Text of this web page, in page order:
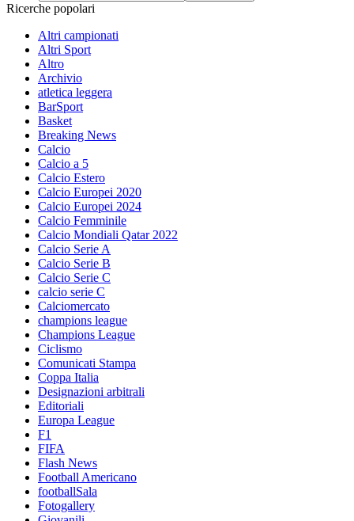
Ricerche popolari
Altri campionati
Altri Sport
Altro
Archivio
atletica leggera
BarSport
Basket
Breaking News
Calcio
Calcio a 5
Calcio Estero
Calcio Europei 2020
Calcio Europei 2024
Calcio Femminile
Calcio Mondiali Qatar 2022
Calcio Serie A
Calcio Serie B
Calcio Serie C
calcio serie C
Calciomercato
champions league
Champions League
Ciclismo
Comunicati Stampa
Coppa Italia
Designazioni arbitrali
Editoriali
Europa League
F1
FIFA
Flash News
Football Americano
footballSala
Fotogallery